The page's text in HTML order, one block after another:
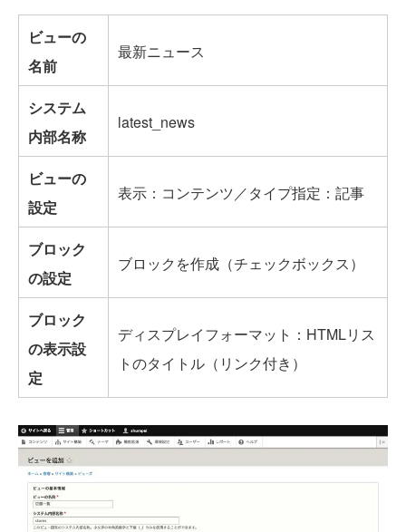
ビューの
名前
最新ニュース
システム
内部名称
latest_news
ビューの
設定
表示：コンテンツ／タイプ指定：記事
ブロック
の設定
ブロックを作成（チェックボックス）
ブロック
の表示設
定
ディスプレイフォーマット：HTMLリス
トのタイトル（リンク付き）